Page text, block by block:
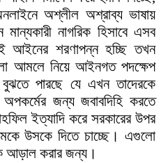
অশ্লীল অশ্রাব্য ভাষায়
নাগরিক হিসাবে এসব
আইনের শরণাপন্ন হচ্ছি তখন
আমলে নিয়ে আইনগত পদক্ষেপ
পারছে যে এখন তাদেরকে
জন্য জবাবদিহি করতে
ইত্যাদি করে সরকারের উপর
উসকে দিতে চাচ্ছে। এগুলো
আড়াল করার জন্য।